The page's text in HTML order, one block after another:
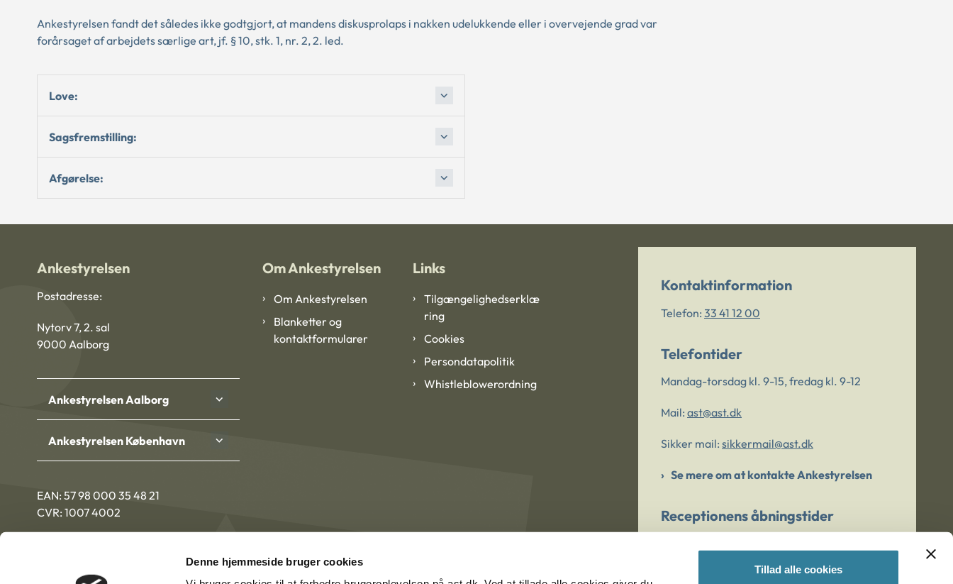
Denne hjemmeside bruger cookies
Tillad alle cookies
Ankestyrelsen fandt det således ikke godtgjort, at mandens diskusprolaps i nakken udelukkende eller i overvejende grad var
forårsaget af arbejdets særlige art, jf. § 10, stk. 1, nr. 2, 2. led.
Love:
Sagsfremstilling:
Afgørelse:
Ankestyrelsen
Postadresse:
Nytorv 7, 2. sal
9000 Aalborg
Ankestyrelsen Aalborg
Ankestyrelsen København
EAN: 57 98 000 35 48 21
CVR: 1007 4002
Om Ankestyrelsen
Om Ankestyrelsen
Blanketter og
kontaktformularer
Links
Tilgængelighedserklæ
ring
Cookies
Persondatapolitik
Whistleblowerordning
Kontaktinformation
Telefon: 33 41 12 00
Telefontider
Mandag-torsdag kl. 9-15, fredag kl. 9-12
Mail: ast@ast.dk
Sikker mail: sikkermail@ast.dk
Se mere om at kontakte Ankestyrelsen
Receptionens åbningstider